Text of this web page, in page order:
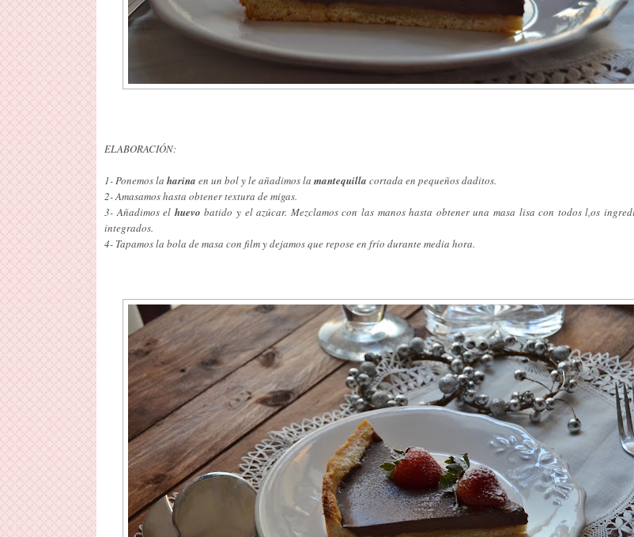
ELABORACIÓN:
1- Ponemos la harina en un bol y le añadimos la mantequilla cortada en pequeños daditos.
2- Amasamos hasta obtener textura de migas.
3- Añadimos el huevo batido y el azúcar. Mezclamos con las manos hasta obtener una masa lisa con todos l,os
integrados.
4- Tapamos la bola de masa con film y dejamos que repose en frío durante media hora.